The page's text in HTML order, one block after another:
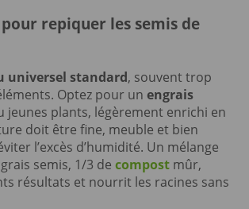
repiquer les semis de
universel standard, souvent trop
Optez pour unengrais
jeunes plants, légèrement enrichi en
doit être fine, meuble et bien
l’excès d’humidité. Un mélange
semis, 1/3 decompost mûr,
résultats et nourrit les racines sans